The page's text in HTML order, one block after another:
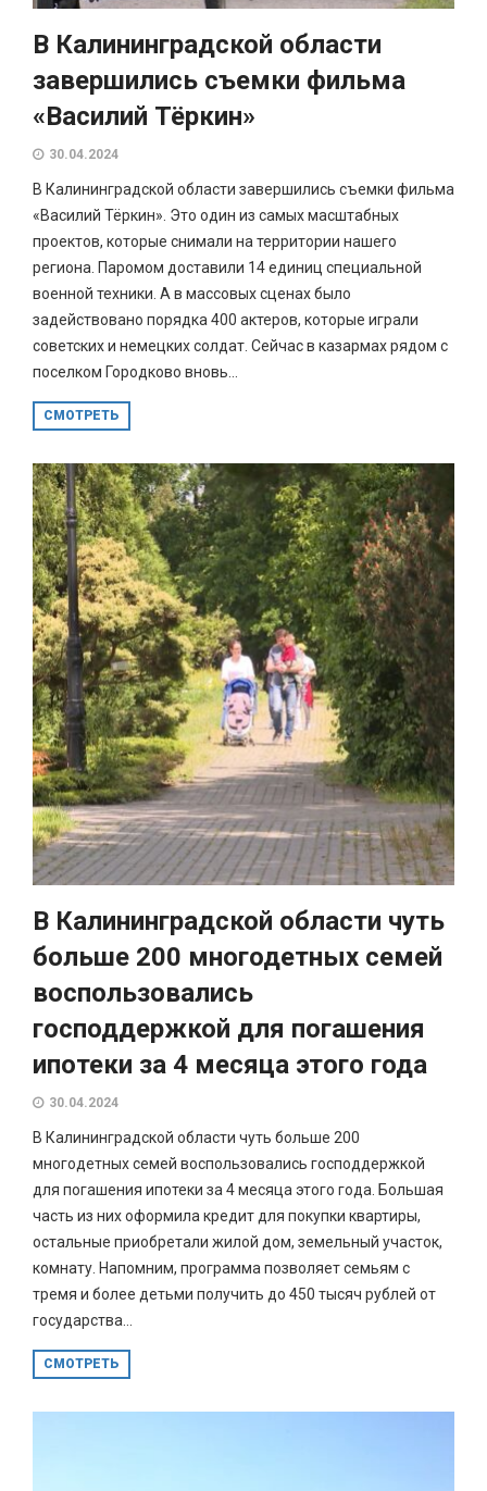
В Калининградской области
завершились съемки фильма
«Василий Тёркин»
30.04.2024
В Калининградской области завершились съемки фильма
«Василий Тёркин». Это один из самых масштабных
проектов, которые снимали на территории нашего
региона. Паромом доставили 14 единиц специальной
военной техники. А в массовых сценах было
задействовано порядка 400 актеров, которые играли
советских и немецких солдат. Сейчас в казармах рядом с
поселком Городково вновь...
СМОТРЕТЬ
В Калининградской области чуть
больше 200 многодетных семей
воспользовались
господдержкой для погашения
ипотеки за 4 месяца этого года
30.04.2024
В Калининградской области чуть больше 200
многодетных семей воспользовались господдержкой
для погашения ипотеки за 4 месяца этого года. Большая
часть из них оформила кредит для покупки квартиры,
остальные приобретали жилой дом, земельный участок,
комнату. Напомним, программа позволяет семьям с
тремя и более детьми получить до 450 тысяч рублей от
государства...
СМОТРЕТЬ